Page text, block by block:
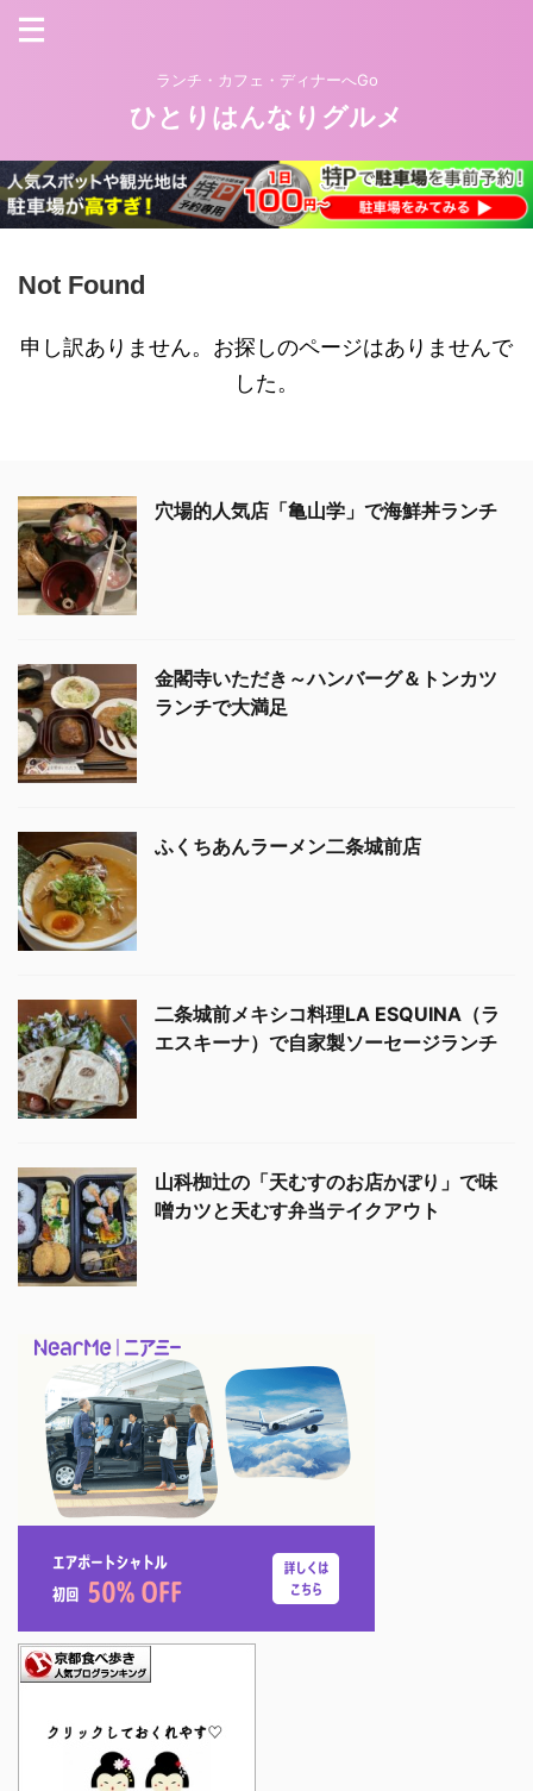
ランチ・カフェ・ディナーへGo
ひとりはんなりグルメ
Not Found
申し訳ありません。お探しのページはありませんで
した。
穴場的人気店「亀山学」で海鮮丼ランチ
金閣寺いただき～ハンバーグ＆トンカツ
ランチで大満足
ふくちあんラーメン二条城前店
二条城前メキシコ料理LA ESQUINA（ラ
エスキーナ）で自家製ソーセージランチ
山科椥辻の「天むすのお店かぽり」で味
噌カツと天むす弁当テイクアウト